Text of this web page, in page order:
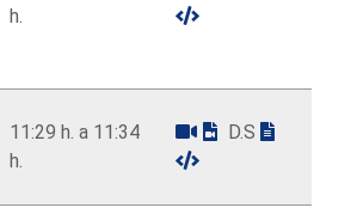
h.
11:29 h. a 11:34
h.
D.S